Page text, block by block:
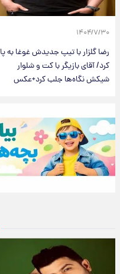
۱۴۰۴/۷/۳۰
رضا گلزار با تیپ جدیدش غوغا به پا
کرد/ آقای بازیگر با کت و شلوار
شیکش نگاه‌ها جلب کرد+عکس